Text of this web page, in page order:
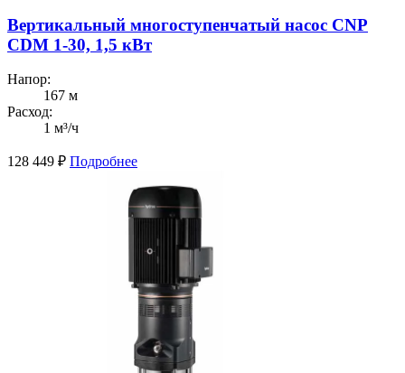
Вертикальный многоступенчатый насос CNP
CDM 1-30, 1,5 кВт
Напор:
167 м
Расход:
1 м³/ч
128 449 ₽ Подробнее